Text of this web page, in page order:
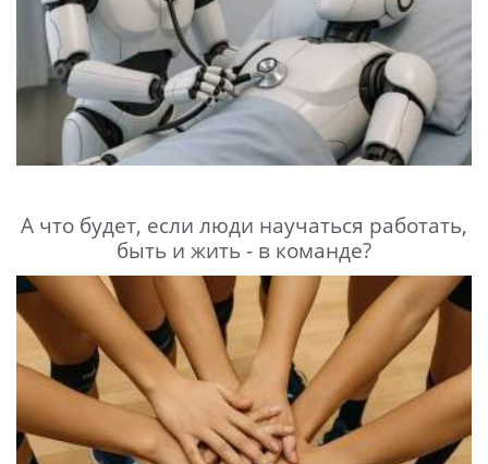
А что будет, если люди научаться работать,
быть и жить - в команде?